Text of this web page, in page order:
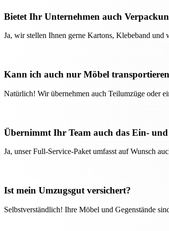
Bietet Ihr Unternehmen auch
Ja, wir stellen Ihnen gerne Kartons, Klebeband
Kann ich auch nur Möbel transportieren
Natürlich! Wir übernehmen auch Teilumzüge oder
Übernimmt Ihr Team auch das Ein- und
Ja, unser Full-Service-Paket umfasst auf Wunsch
Ist mein Umzugsgut versichert?
Selbstverständlich! Ihre Möbel und Gegenstände